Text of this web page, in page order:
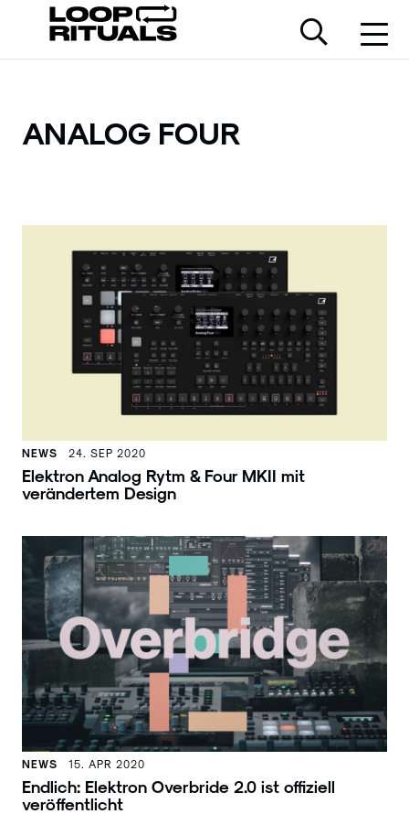
ANALOG FOUR
NEWS 24. SEP 2020
Elektron Analog Rytm & Four MKII mit
verändertem Design
NEWS 15. APR 2020
Endlich: Elektron Overbride 2.0 ist offiziell
veröffentlicht